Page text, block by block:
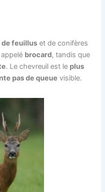
feuillus et de conifères
brocard, tandis que
. Le chevreuil est le plus
pas de queue visible.